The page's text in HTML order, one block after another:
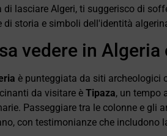
di lasciare Algeri, ti suggerisco di
di storia e simboli dell'identità
vedere in
è punteggiata da siti archeologici
da visitare è Tipaza, un tempo
Passeggiare tra le colonne e gli
con testimonianze che includono